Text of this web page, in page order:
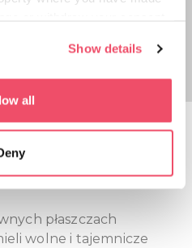
to:
within several meters
scanning it for
(fingerprinting)
thedetails section.
Show details
all
płaszczach
wolne i tajemnicze